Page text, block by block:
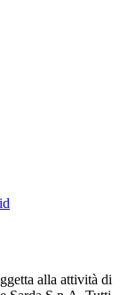
alla attività di